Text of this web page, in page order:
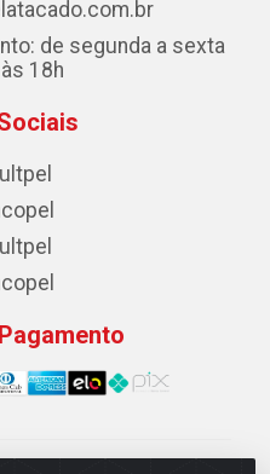
de segunda a sexta
18h